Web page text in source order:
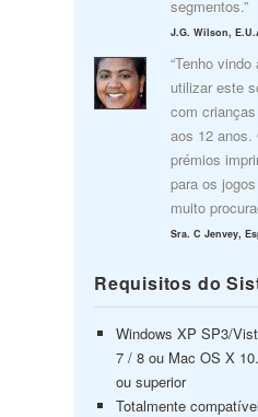
segmentos.”
J.G. Wilson,
“Tenho vindo
utilizar este
com
aos 12 anos.
prémios
para os
muito
Sra. C Jenvey,
Requisitos do
Windows XP SP3/
7 / 8 ou Mac OS X
ou superior
Totalmente compatível